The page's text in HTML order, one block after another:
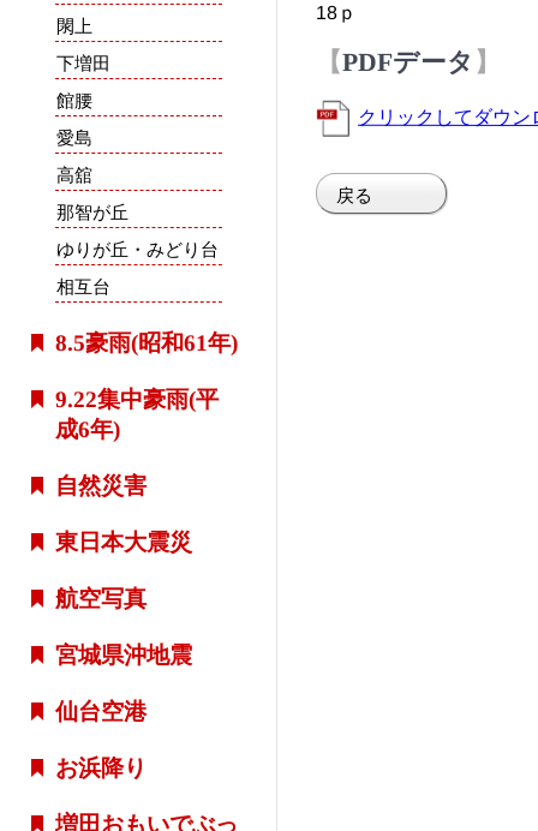
閖上
下増田
館腰
愛島
高舘
那智が丘
ゆりが丘・みどり台
相互台
8.5豪雨(昭和61年)
9.22集中豪雨(平
成6年)
自然災害
東日本大震災
航空写真
宮城県沖地震
仙台空港
お浜降り
増田おもいでぶっ
18ｐ
PDFデータ
クリックしてダウン
戻る